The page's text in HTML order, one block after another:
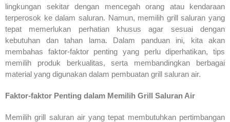
lingkungan sekitar dengan mencegah orang atau kendaraan
terperosok ke dalam saluran. Namun, memilih grill saluran yang
tepat memerlukan perhatian khusus agar sesuai dengan
kebutuhan dan tahan lama. Dalam panduan ini, kita akan
membahas faktor-faktor penting yang perlu diperhatikan, tips
memilih produk berkualitas, serta membandingkan berbagai
material yang digunakan dalam pembuatan grill saluran air.
Faktor-faktor Penting dalam Memilih Grill Saluran Air
Memilih grill saluran air yang tepat membutuhkan pertimbangan